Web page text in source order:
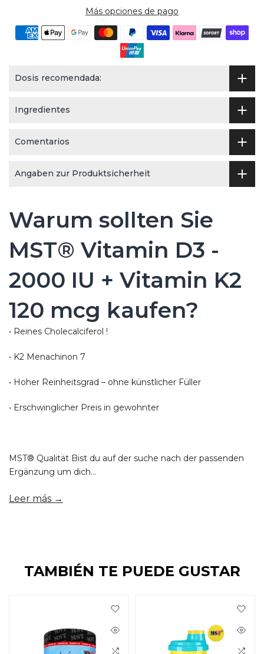
Más opciones de pago
Dosis recomendada:
Ingredientes
Comentarios
Angaben zur Produktsicherheit
Warum sollten Sie
MST® Vitamin D3 -
2000 IU + Vitamin K2
120 mcg kaufen?
• Reines Cholecalciferol !
• K2 Menachinon 7
• Hoher Reinheitsgrad – ohne künstlicher Füller
• Erschwinglicher Preis in gewohnter
MST® Qualität Bist du auf der suche nach der passenden
Ergänzung um dich...
Leer más →
TAMBIÉN TE PUEDE GUSTAR